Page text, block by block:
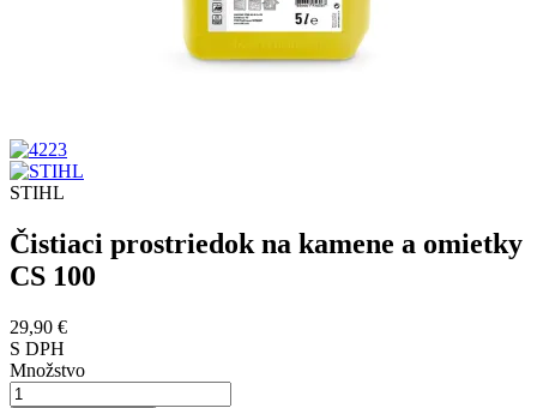
STIHL
Čistiaci prostriedok na kamene a omietky
CS 100
29,90 €
S DPH
Množstvo